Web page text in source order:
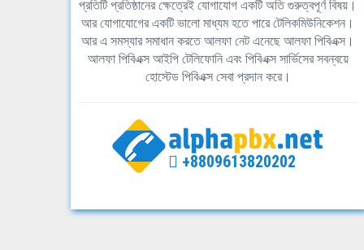
প্রতিটি প্রতিষ্ঠানের ক্ষেত্রেই যোগাযোগ একটি অতি গুরুত্বপূর্ণ বিষয়।
আর যোগাযোগের একটি ভালো মাধ্যম হতে পারে টেলিকমিউনিকেশন।
আর এ সমস্যার সমাধান করতে আলফা নেট এনেছে আলফা পিবিএক্স।
আলফা পিবিএক্স আইপি টেলিফোনি এবং পিবিএক্স সার্ভিসের সবন্বয়ে
হোস্টেড পিবিএক্স সেবা প্রদান করে।
+8809613820202